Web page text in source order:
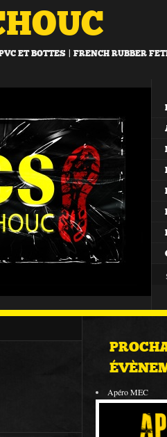
ET BOTTES | FRENCH RUBBER
Apéro MEC